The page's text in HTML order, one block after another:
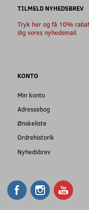
TILMELD NYHEDSBREV
Tryk her og få 10%
dig vores nyhedsmail.
KONTO
Min konto
Adressebog
Ønskeliste
Ordrehistorik
Nyhedsbrev